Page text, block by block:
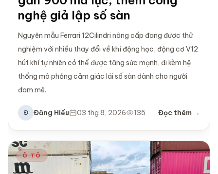
nghệ giả lập số sàn
Nguyên mẫu Ferrari 12Cilindri nâng cấp đang được thử
nghiệm với nhiều thay đổi về khí động học, động cơ V12
hút khí tự nhiên có thể được tăng sức mạnh, đi kèm hệ
thống mô phỏng cảm giác lái số sàn dành cho người
đam mê.
Đ Đăng Hiếu 03 thg 8, 2026 135 Đọc thêm →
Ô TÔ